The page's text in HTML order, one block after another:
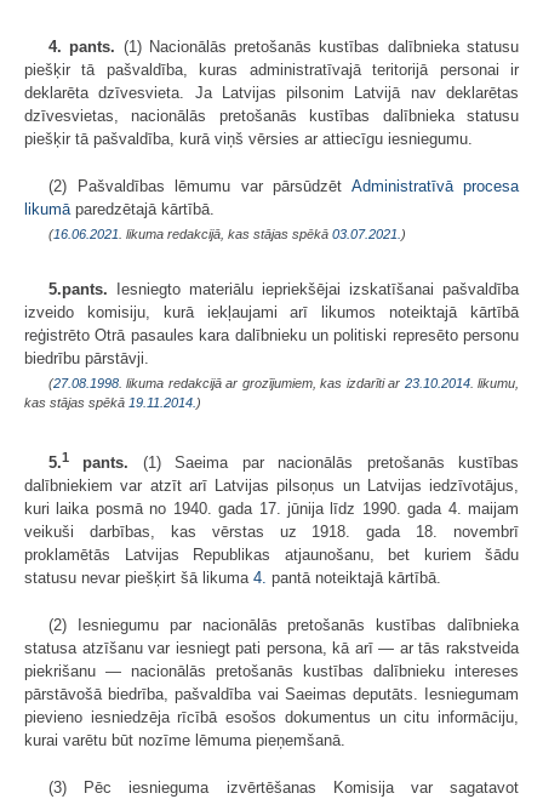
4. pants. (1) Nacionālās pretošanās kustības dalībnieka statusu
piešķir tā pašvaldība, kuras administratīvajā teritorijā personai ir
deklarēta dzīvesvieta. Ja Latvijas pilsonim Latvijā nav deklarētas
dzīvesvietas, nacionālās pretošanās kustības dalībnieka statusu
piešķir tā pašvaldība, kurā viņš vērsies ar attiecīgu iesniegumu.
(2) Pašvaldības lēmumu var pārsūdzēt Administratīvā procesa
likumā paredzētajā kārtībā.
(16.06.2021 . likuma redakcijā, kas stājas spēkā 03.07.2021. )
5.pants. Iesniegto materiālu iepriekšējai izskatīšanai pašvaldība
izveido komisiju, kurā iekļaujami arī likumos noteiktajā kārtībā
reģistrēto Otrā pasaules kara dalībnieku un politiski represēto personu
biedrību pārstāvji.
(27.08.1998 . likuma redakcijā ar grozījumiem, kas izdarīti ar 23.10.2014. likumu,
kas stājas spēkā 19.11.2014. )
5.1 pants. (1) Saeima par nacionālās pretošanās kustības
dalībniekiem var atzīt arī Latvijas pilsoņus un Latvijas iedzīvotājus,
kuri laika posmā no 1940. gada 17. jūnija līdz 1990. gada 4. maijam
veikuši darbības, kas vērstas uz 1918. gada 18. novembrī
proklamētās Latvijas Republikas atjaunošanu, bet kuriem šādu
statusu nevar piešķirt šā likuma 4. pantā noteiktajā kārtībā.
(2) Iesniegumu par nacionālās pretošanās kustības dalībnieka
statusa atzīšanu var iesniegt pati persona, kā arī — ar tās rakstveida
piekrišanu — nacionālās pretošanās kustības dalībnieku intereses
pārstāvošā biedrība, pašvaldība vai Saeimas deputāts. Iesniegumam
pievieno iesniedzēja rīcībā esošos dokumentus un citu informāciju,
kurai varētu būt nozīme lēmuma pieņemšanā.
(3) Pēc iesnieguma izvērtēšanas Komisija var sagatavot